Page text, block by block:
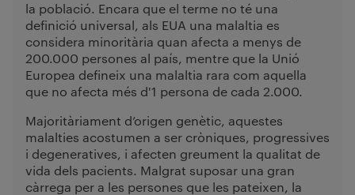
la població. Encara que el terme no té una
definició universal, als EUA una malaltia es
considera minoritària quan afecta a menys de
200.000 persones al país, mentre que la Unió
Europea defineix una malaltia rara com aquella
que no afecta més d'1 persona de cada 2.000.
Majoritàriament d’origen genètic, aquestes
malalties acostumen a ser cròniques, progressives
i degeneratives, i afecten greument la qualitat de
vida dels pacients. Malgrat suposar una gran
càrrega per a les persones que les pateixen, la